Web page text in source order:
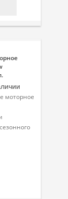
моторное